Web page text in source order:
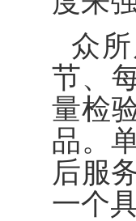
众
节、
量检
品。
后服
一个